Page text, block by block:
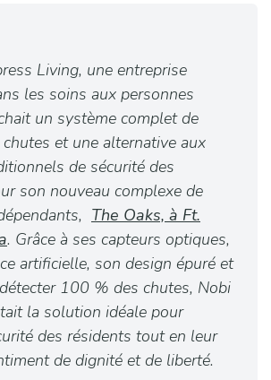
Living, une entreprise
les soins aux personnes
un système complet de
et une alternative aux
de sécurité des
son nouveau complexe de
The Oaks, à Ft.
. Grâce à ses capteurs optiques,
artificielle, son design épuré et
100 % des chutes, Nobi
la solution idéale pour
des résidents tout en leur
de dignité et de liberté.